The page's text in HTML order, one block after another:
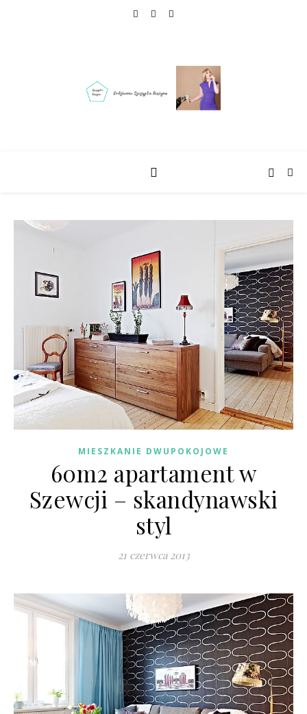
MIESZKANIE DWUPOKOJOWE
60m2 apartament w
Szewcji – skandynawski
styl
21 czerwca 2013